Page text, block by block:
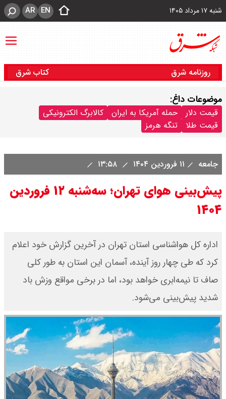
شنبه ۱۷ مرداد ۱۴۰۵ EN
AR
روزنامه شرق کتاب شرق
موضوعات داغ:
قیمت دلار حمله آمریکا به ایران
کالابرگ الکترونیکی
قیمت طلا
تنگه هرمز
جامعه ۱۱ فروردین ۱۴۰۴
پیش‌بینی هوای تهران؛ سه‌شنبه ۱۲ فروردین
۱۴۰۴
اداره کل هواشناسی استان تهران در آخرین گزارش خود اعلام
کرد که طی چهار روز آینده، آسمان این استان به طور کلی
صاف تا نیمه‌ابری خواهد بود، اما در برخی مواقع وزش باد
شدید پیش‌بینی می‌شود.